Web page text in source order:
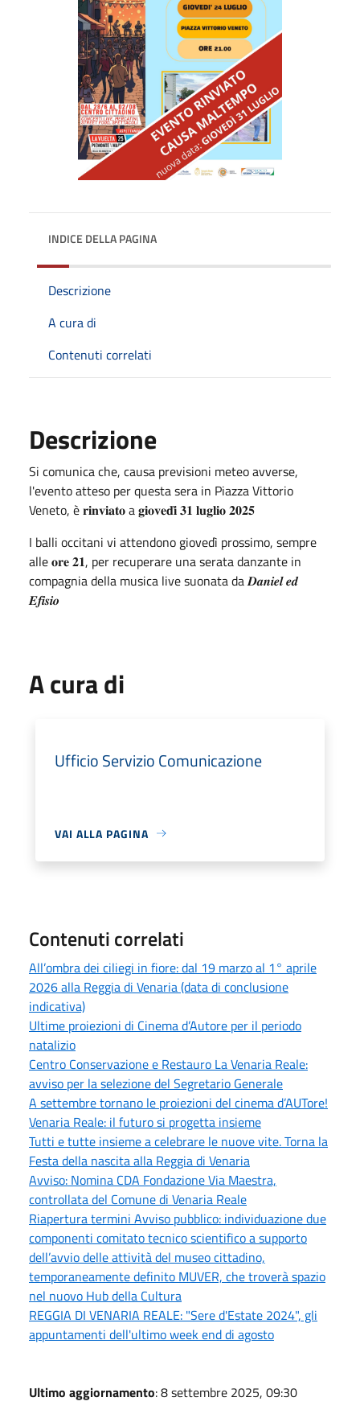
INDICE DELLA PAGINA
Descrizione
A cura di
Contenuti correlati
Descrizione
Si comunica che, causa previsioni meteo avverse,
l'evento atteso per questa sera in Piazza Vittorio
Veneto, è 𝐫𝐢𝐧𝐯𝐢𝐚𝐭𝐨 a 𝐠𝐢𝐨𝐯𝐞𝐝𝐢̀ 𝟑𝟏 𝐥𝐮𝐠𝐥𝐢𝐨 𝟐𝟎𝟐𝟓
I balli occitani vi attendono giovedì prossimo, sempre
alle 𝐨𝐫𝐞 𝟐𝟏, per recuperare una serata danzante in
compagnia della musica live suonata da 𝑫𝒂𝒏𝒊𝒆𝒍 𝒆𝒅
𝑬𝒇𝒊𝒔𝒊𝒐
A cura di
Ufficio Servizio Comunicazione
VAI ALLA PAGINA
Contenuti correlati
All’ombra dei ciliegi in fiore: dal 19 marzo al 1° aprile
2026 alla Reggia di Venaria (data di conclusione
indicativa)
Ultime proiezioni di Cinema d’Autore per il periodo
natalizio
Centro Conservazione e Restauro La Venaria Reale:
avviso per la selezione del Segretario Generale
A settembre tornano le proiezioni del cinema d’AUTore!
Venaria Reale: il futuro si progetta insieme
Tutti e tutte insieme a celebrare le nuove vite. Torna la
Festa della nascita alla Reggia di Venaria
Avviso: Nomina CDA Fondazione Via Maestra,
controllata del Comune di Venaria Reale
Riapertura termini Avviso pubblico: individuazione due
componenti comitato tecnico scientifico a supporto
dell’avvio delle attività del museo cittadino,
temporaneamente definito MUVER, che troverà spazio
nel nuovo Hub della Cultura
REGGIA DI VENARIA REALE: "Sere d'Estate 2024", gli
appuntamenti dell'ultimo week end di agosto
Ultimo aggiornamento: 8 settembre 2025, 09:30